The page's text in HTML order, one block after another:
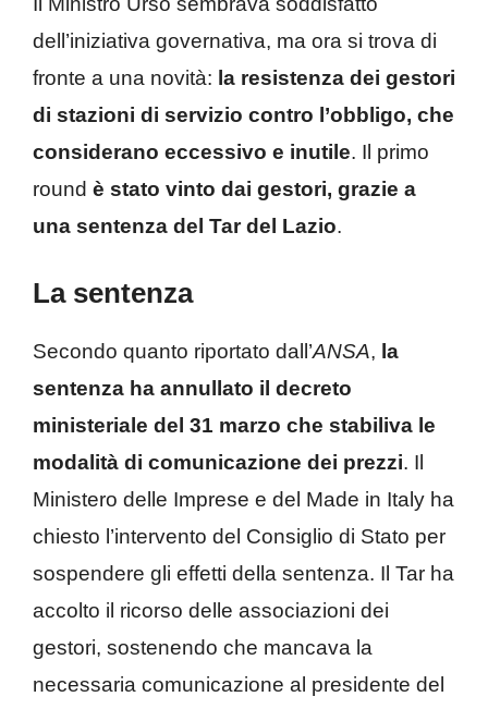
dell’iniziativa governativa, ma ora si trova di
fronte a una novità: la resistenza dei gestori
di stazioni di servizio contro l’obbligo, che
considerano eccessivo e inutile. Il primo
round è stato vinto dai gestori, grazie a
una sentenza del Tar del Lazio.
La sentenza
Secondo quanto riportato dall’ANSA, la
sentenza ha annullato il decreto
ministeriale del 31 marzo che stabiliva le
modalità di comunicazione dei prezzi. Il
Ministero delle Imprese e del Made in Italy ha
chiesto l’intervento del Consiglio di Stato per
sospendere gli effetti della sentenza. Il Tar ha
accolto il ricorso delle associazioni dei
gestori, sostenendo che mancava la
necessaria comunicazione al presidente del